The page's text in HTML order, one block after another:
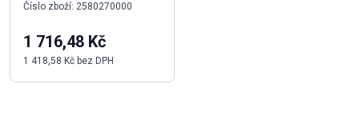
Číslo zboží: 2580270000
1 716,48 Kč
1 418,58 Kč bez DPH